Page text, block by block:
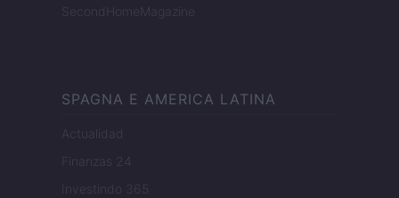
SecondHomeMagazine
SPAGNA E AMERICA LATINA
Actualidad
Finanzas 24
Investindo 365